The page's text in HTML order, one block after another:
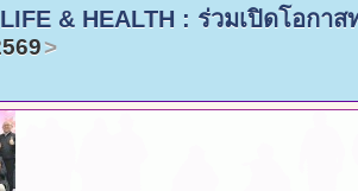
LIFE & HEALTH : ร่วมเปิดโอกา